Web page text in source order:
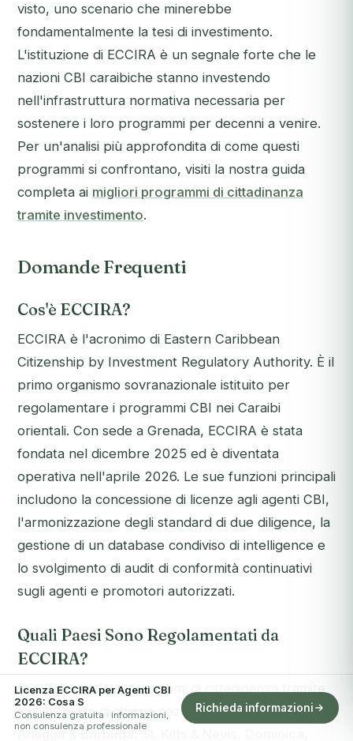
visto, uno scenario che minerebbe
fondamentalmente la tesi di investimento.
L'istituzione di ECCIRA è un segnale forte che le
nazioni CBI caraibiche stanno investendo
nell'infrastruttura normativa necessaria per
sostenere i loro programmi per decenni a venire.
Per un'analisi più approfondita di come questi
programmi si confrontano, visiti la nostra guida
completa ai migliori programmi di cittadinanza
tramite investimento.
Domande Frequenti
Cos'è ECCIRA?
ECCIRA è l'acronimo di Eastern Caribbean
Citizenship by Investment Regulatory Authority. È il
primo organismo sovranazionale istituito per
regolamentare i programmi CBI nei Caraibi
orientali. Con sede a Grenada, ECCIRA è stata
fondata nel dicembre 2025 ed è diventata
operativa nell'aprile 2026. Le sue funzioni principali
includono la concessione di licenze agli agenti CBI,
l'armonizzazione degli standard di due diligence, la
gestione di un database condiviso di intelligence e
lo svolgimento di audit di conformità continuativi
sugli agenti e promotori autorizzati.
Quali Paesi Sono Regolamentati da
ECCIRA?
ECCIRA regola i programmi di cittadinanza tramite
investimento di cinque nazioni dei Caraibi orientali:
Antigua & Barbuda,St. Kitts & Nevis
Licenza ECCIRA per Agenti CBI
2026: Cosa S
Consulenza gratuita · informazioni,
non consulenza professionale
Richieda informazioni